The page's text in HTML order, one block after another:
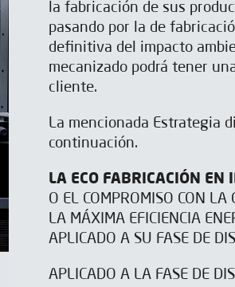
la fabricación de sus
pasando por la de
definitiva del impacto
mecanizado podrá tener
cliente.
La mencionada Estrategia
continuación.
LA ECO FABRICACIÓN EN
O EL COMPROMISO CON LA
LA MÁXIMA EFICIENCIA
APLICADO A SU FASE DE
APLICADO A LA FASE DE